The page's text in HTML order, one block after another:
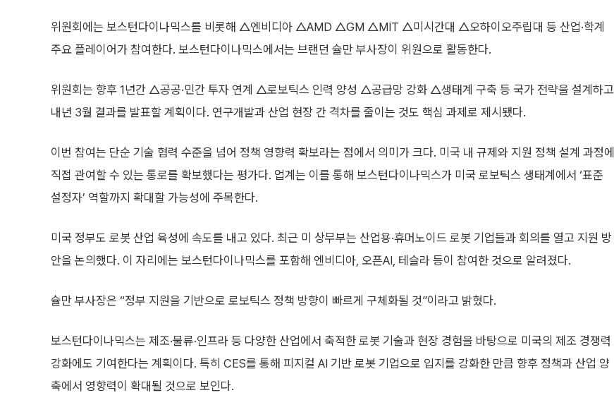
위원회에는 보스턴다이나믹스를 비롯해 △엔비디아 △AMD △GM △MIT △미시간대 △오하이오주립대 등 산업·학계
주요 플레이어가 참여한다. 보스턴다이나믹스에서는 브랜던 슐만 부사장이 위원으로 활동한다.
위원회는 향후 1년간 △공공·민간 투자 연계 △로보틱스 인력 양성 △공급망 강화 △생태계 구축 등 국가 전략을 설계하고
내년 3월 결과를 발표할 계획이다. 연구개발과 산업 현장 간 격차를 줄이는 것도 핵심 과제로 제시됐다.
이번 참여는 단순 기술 협력 수준을 넘어 정책 영향력 확보라는 점에서 의미가 크다. 미국 내 규제와 지원 정책 설계 과정에
직접 관여할 수 있는 통로를 확보했다는 평가다. 업계는 이를 통해 보스턴다이나믹스가 미국 로보틱스 생태계에서 ‘표준
설정자’ 역할까지 확대할 가능성에 주목한다.
미국 정부도 로봇 산업 육성에 속도를 내고 있다. 최근 미 상무부는 산업용·휴머노이드 로봇 기업들과 회의를 열고 지원 방
안을 논의했다. 이 자리에는 보스턴다이나믹스를 포함해 엔비디아, 오픈AI, 테슬라 등이 참여한 것으로 알려졌다.
슐만 부사장은 “정부 지원을 기반으로 로보틱스 정책 방향이 빠르게 구체화될 것”이라고 밝혔다.
보스턴다이나믹스는 제조·물류·인프라 등 다양한 산업에서 축적한 로봇 기술과 현장 경험을 바탕으로 미국의 제조 경쟁력
강화에도 기여한다는 계획이다. 특히 CES를 통해 피지컬 AI 기반 로봇 기업으로 입지를 강화한 만큼 향후 정책과 산업 양
축에서 영향력이 확대될 것으로 보인다.